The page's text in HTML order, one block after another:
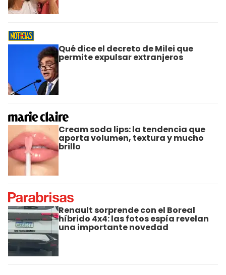
Qué dice el decreto de Milei que
permite expulsar extranjeros
Cream soda lips: la tendencia que
aporta volumen, textura y mucho
brillo
Renault sorprende con el Boreal
híbrido 4x4: las fotos espía revelan
una importante novedad